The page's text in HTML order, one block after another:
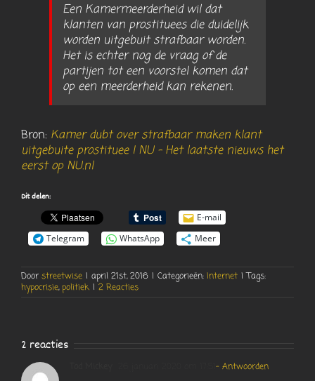
Een Kamermeerderheid wil dat
klanten van prostituees die duidelijk
worden uitgebuit strafbaar worden.
Het is echter nog de vraag of de
partijen tot een voorstel komen dat
op een meerderheid kan rekenen.
Bron: Kamer dubt over strafbaar maken klant
uitgebuite prostituee | NU – Het laatste nieuws het
eerst op NU.nl
Dit delen:
E-mail
Telegram
WhatsApp Meer
Door streetwise | april 21st, 2016 | Categorieën: Internet | Tags:
hypocrisie,politiek | 2 Reacties
2 reacties
- Antwoorden